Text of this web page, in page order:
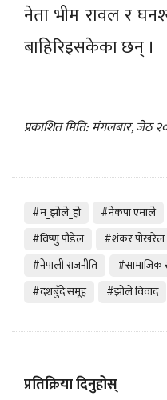
नेता भीम रावल र
बाहिरिइसकेका छन् ।
प्रकाशित मिति: मंगलबार, जेठ
#म_झोले_हो #नेकपा एमाले
#विष्णु पौडेल
#शंकर पोखरेल
#नेपाली राजनीति
#सामाजिक
#दशबुँदे समूह
#झोले विवाद
प्रतिक्रिया दिनुहोस्